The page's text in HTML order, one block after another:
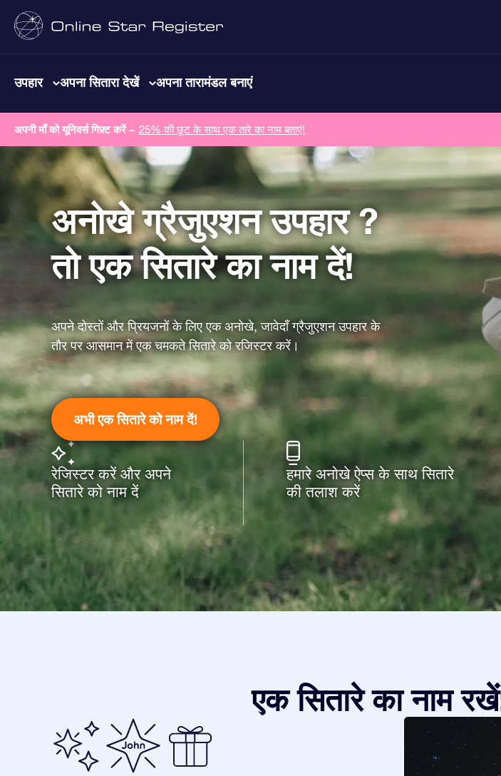
उपहार अपना सितारा देखें अपना तारामंडल बनाएं
अपनी माँ को यूनिवर्स गिफ़्ट करें – 25% की छूट के साथ एक तारे का नाम बताएं!
अनोखे ग्रैजुएशन उपहार ?
तो एक सितारे का नाम दें!
अपने दोस्तों और प्रियजनों के लिए एक अनोखे, जावेदाँ ग्रैजुएशन उपहार के
तौर पर आसमान में एक चमकते सितारे को रजिस्टर करें।
अभी एक सितारे को नाम दें!
रेजिस्टर करें और अपने
सितारे को नाम दें
हमारे अनोखे ऐप्स के साथ सितारे
की तलाश करें
एक सितारे का नाम